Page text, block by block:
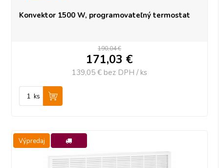
Konvektor 1500 W, programovateľný termostat
190,04 €
171,03 €
139,05 € bez DPH / ks
ks
Výpredaj